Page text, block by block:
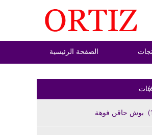
الصفحة الرئيسية
بوش حاقن فوهة